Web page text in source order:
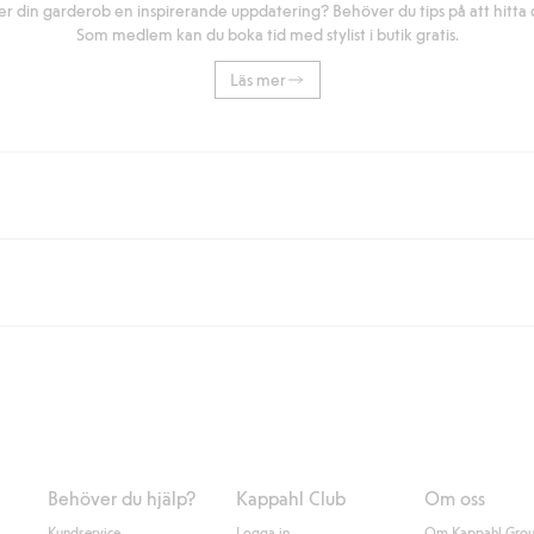
din garderob en inspirerande uppdatering? Behöver du tips på att hitta
Som medlem kan du boka tid med stylist i butik gratis.
Läs mer
du handlar för över 500kr med leverans till ombud eller paketbox
Behöver du hjälp? Kappahl Club Om oss